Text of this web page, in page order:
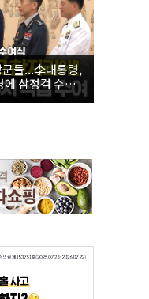
들...李대통령,
에 삼정검 수치
·삼정검 수치